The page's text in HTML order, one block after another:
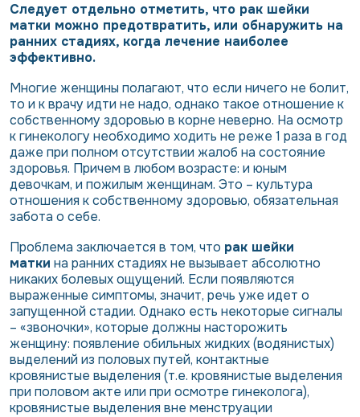
Следует отдельно отметить, что рак шейки
матки можно предотвратить, или обнаружить на
ранних стадиях, когда лечение наиболее
эффективно.
Многие женщины полагают, что если ничего не болит,
то и к врачу идти не надо, однако такое отношение к
собственному здоровью в корне неверно. На осмотр
к гинекологу необходимо ходить не реже 1 раза в год
даже при полном отсутствии жалоб на состояние
здоровья. Причем в любом возрасте: и юным
девочкам, и пожилым женщинам. Это – культура
отношения к собственному здоровью, обязательная
забота о себе.
Проблема заключается в том, что рак шейки
матки на ранних стадиях не вызывает абсолютно
никаких болевых ощущений. Если появляются
выраженные симптомы, значит, речь уже идет о
запущенной стадии. Однако есть некоторые сигналы
– «звоночки», которые должны насторожить
женщину: появление обильных жидких (водянистых)
выделений из половых путей, контактные
кровянистые выделения (т.е. кровянистые выделения
при половом акте или при осмотре гинеколога),
кровянистые выделения вне менструации